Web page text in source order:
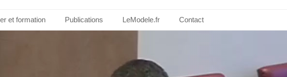
et formation Publications LeModele.fr Contact